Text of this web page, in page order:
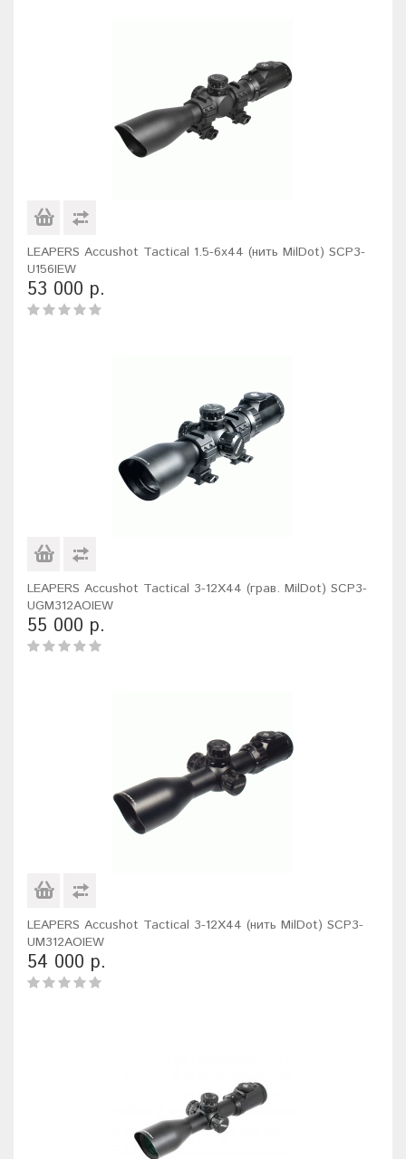
LEAPERS Accushot Tactical 1.5-6x44 (нить MilDot) SCP3-
U156IEW
53 000 р.
LEAPERS Accushot Tactical 3-12X44 (грав. MilDot) SCP3-
UGM312AOIEW
55 000 р.
LEAPERS Accushot Tactical 3-12X44 (нить MilDot) SCP3-
UM312AOIEW
54 000 р.